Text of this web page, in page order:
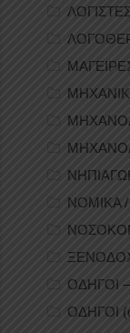
ΝΟΜΙΚΑ /
ΟΔΗΓΟΙ
ΟΔΗΓΟΙ